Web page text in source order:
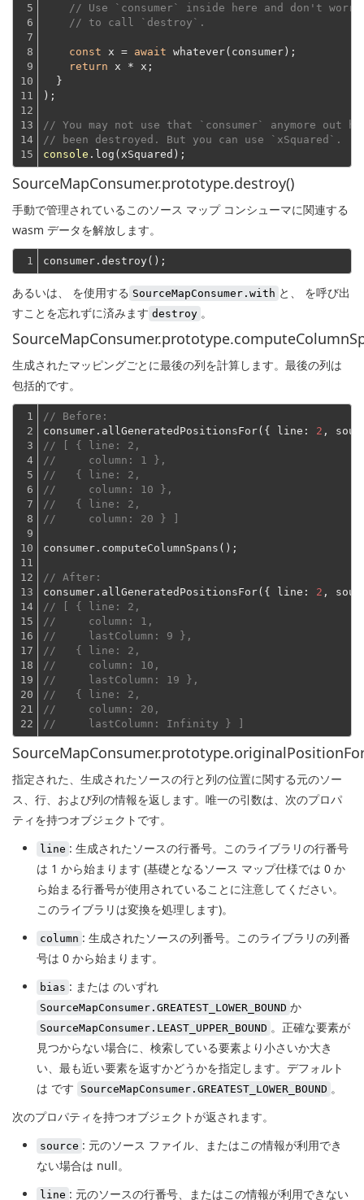
5
6
7
8
9
10
11
12
13
14
15
// Use `consumer` inside here and don't worry
// to call `destroy`.
const x = await whatever(consumer);
return x * x;
  }
);
// You may not use that `consumer` anymore out
// been destroyed. But you can use `xSquared`.
console
SourceMapConsumer.prototype.destroy()
手動で管理されているこのソース マップ コンシューマに関連する
wasm データを解放します。
1
あるいは、 を使用する SourceMapConsumer.with と、 を呼び出
すことを忘れずに済みます destroy 。
生成されたマッピングごとに最後の列を計算します。最後の列は
包括的です。
1
2
3
4
5
6
7
8
9
10
11
12
13
14
15
16
17
18
19
20
21
22
// Before:
consumer.allGeneratedPositionsFor({ line : 2 ,
// [ { line: 2,
//     column: 1 },
//   { line: 2,
//     column: 10 },
//   { line: 2,
//     column: 20 } ]
consumer.computeColumnSpans();
// After:
consumer.allGeneratedPositionsFor({ line : 2 ,
// [ { line: 2,
//     column: 1,
//     lastColumn: 9 },
//   { line: 2,
//     column: 10,
//     lastColumn: 19 },
//   { line: 2,
//     column: 20,
//     lastColumn: Infinity } ]
指定された、生成されたソースの行と列の位置に関する元のソー
ス、行、および列の情報を返します。唯一の引数は、次のプロパ
ティを持つオブジェクトです。
line : 生成されたソースの行番号。このライブラリの行番号
は 1 から始まります (基礎となるソース マップ仕様では 0 か
ら始まる行番号が使用されていることに注意してください。
このライブラリは変換を処理します)。
column : 生成されたソースの列番号。このライブラリの列番
号は 0 から始まります。
bias : または のいずれ
SourceMapConsumer.GREATEST_LOWER_BOUND か
SourceMapConsumer.LEAST_UPPER_BOUND 。正確な要素が
見つからない場合に、検索している要素より小さいか大き
い、最も近い要素を返すかどうかを指定します。デフォルト
は です
SourceMapConsumer.GREATEST_LOWER_BOUND 。
次のプロパティを持つオブジェクトが返されます。
source : 元のソース ファイル、またはこの情報が利用でき
ない場合は null。
line : 元のソースの行番号、またはこの情報が利用できない